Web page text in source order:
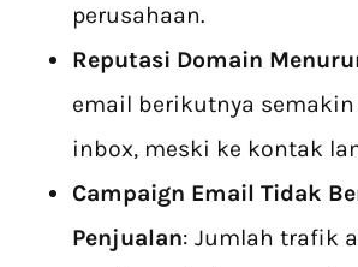
perusahaan.
Reputasi Domain
email berikutnya
inbox, meski ke kontak
Campaign Email Tidak
Penjualan: Jumlah trafik